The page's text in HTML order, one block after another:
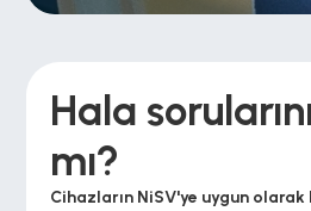
Hala
mı?
Cihazların NiSV'ye uygun